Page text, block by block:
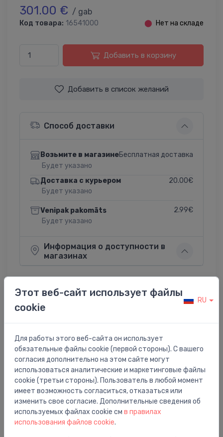
301.00 € / gab
Код товара: 16541000 ⬤ Нет на складе
Добавить в корзину
Добавить в список желаний
Способ доставки
Возьмите в магазине
Будет указано
Бесплатная доставка
Доставка с курьером
Будет указано
20.00€
Venipak pakomāts
Будет указано
2.99€
Информация о доступности в
магазинах
Поделиться:
Описание товара
iztece Axor Montreux, hroms
Этот веб-сайт использует файлы
cookie
RU
Для работы этого веб-сайта он использует
обязательные файлы cookie (первой стороны). С вашего
согласия дополнительно на этом сайте могут
использоваться аналитические и маркетинговые файлы
cookie (третьи стороны). Пользователь в любой момент
имеет возможность согласиться, отказаться или
изменить свое согласие. Дополнительные сведения об
используемых файлах cookie см в правилах
использования файлов cookie.